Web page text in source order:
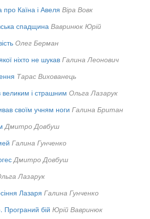
про Каїна і Авеля Віра Вовк
спадщина Вавринюк Юрій
Олег Берман
ніхто не шукав Галина Леонович
Тарас Вихованець
великим і страшним Ольга Лазарук
своїм учням ноги Галина Британ
Дмитро Довбуш
Галина Гунченко
Дмитро Довбуш
Лазарук
Лазаря Галина Гунченко
Програний бій Юрій Вавринюк